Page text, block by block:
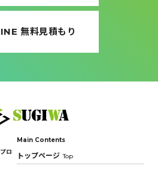
無料見積もり
ロ
Main Contents
トップページ Top